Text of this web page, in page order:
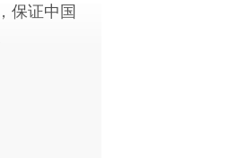
保证中国